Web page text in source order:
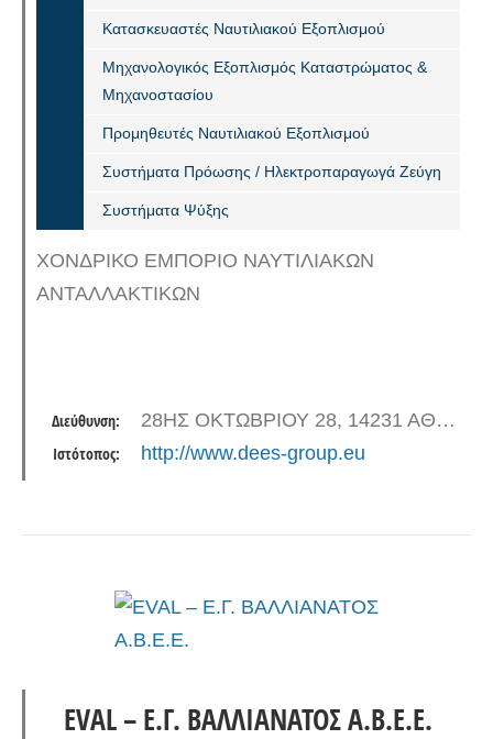
Κατασκευαστές Ναυτιλιακού Εξοπλισμού
Μηχανολογικός Εξοπλισμός Καταστρώματος &
Μηχανοστασίου
Προμηθευτές Ναυτιλιακού Εξοπλισμού
Συστήματα Πρόωσης / Ηλεκτροπαραγωγά Ζεύγη
Συστήματα Ψύξης
ΧΟΝΔΡΙΚΟ ΕΜΠΟΡΙΟ ΝΑΥΤΙΛΙΑΚΩΝ
ΑΝΤΑΛΛΑΚΤΙΚΩΝ
Διεύθυνση: 28ΗΣ ΟΚΤΩΒΡΙΟΥ 28, 14231 ΑΘΗΝΑ
Ιστότοπος: http://www.dees-group.eu
EVAL – Ε.Γ. ΒΑΛΛΙΑΝΑΤΟΣ Α.Β.Ε.Ε.